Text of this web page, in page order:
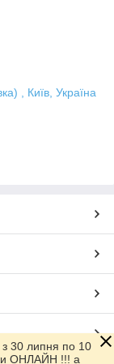
, Київ, Україна
30 липня по 10
ОНЛАЙН !!! а